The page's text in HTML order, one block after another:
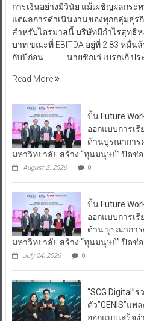
การเงินอย่างมีวินัย แม้เผชิญผลกระ
แต่ผลการดำเนินงานของทุกกลุ่มธุร
สำหรับไตรมาสนี้ บริษัทมีกำไรสุทธิ
บาท ขณะที่ EBITDA อยู่ที่ 2.83 หมื่น
กับปีก่อน นายซิกเว่ เบรกเก้ ปร
Read More
ปั้น Future
ออกแบบการเ
ด้านบูรณาการ
มหาวิทยาลัย สร้าง “ทุนมนุษย์” ปิดช่
August 2, 2026 0
ปั้น Future
ออกแบบการเ
ด้าน บูรณากา
มหาวิทยาลัย สร้าง “ทุนมนุษย์” ปิดช่
July 24, 2026 0
“SCG Digital”
ตัว”GENIS”แ
ออกแบบเสร็จง่